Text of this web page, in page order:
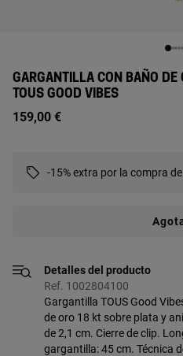
GARGANTILLA CON BAÑO DE
TOUS GOOD VIBES
159,00 €
-15% extra por la compra
Detalles del producto
Ref. 1002804100
Gargantilla TOUS Good
de oro 18 kt sobre plata y
de 2,1 cm. Cierre de clip.
gargantilla: 45 cm. Técnica